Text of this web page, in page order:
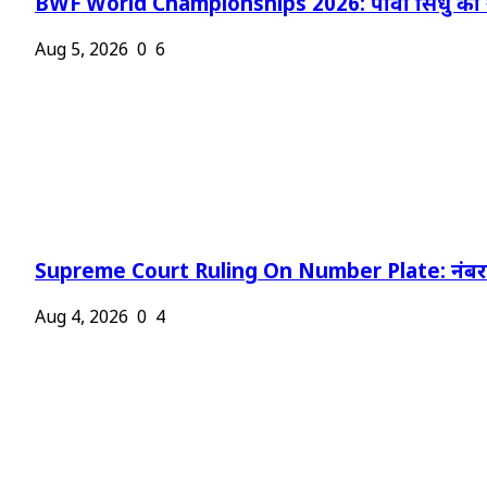
BWF World Championships 2026: पीवी सिंधु को
Aug 5, 2026 0 6
Supreme Court Ruling On Number Plate:
Aug 4, 2026 0 4